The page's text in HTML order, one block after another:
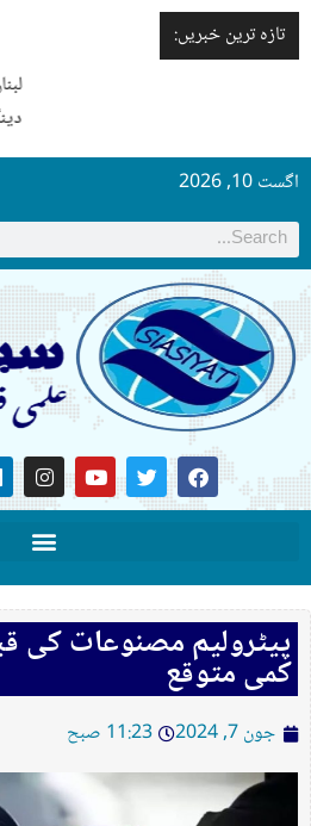
تازہ ترین خبریں:
لبنان اسرائیل فریم ورک معاہدے کی
اگست 10, 2026
پیٹرولیم مصنوعات کی
کمی متوقع
جون 7, 2024 11:23 صبح